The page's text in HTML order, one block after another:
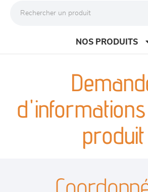
NOS PRODUITS
canapés et fauteuils
séjours
meubles de complément
chambres et dressing
produit